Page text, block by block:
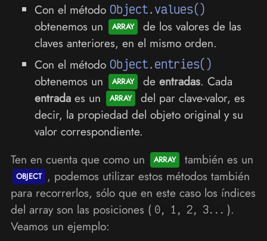
Con el método Object.values()
obtenemos un
de los valores de las
claves anteriores, en el mismo orden.
Con el método Object.entries()
obtenemos un deentradas. Cada
entradaes un
del par clave-valor, es
decir, la propiedad del objeto original y su
valor correspondiente.
Ten en cuenta que como un
también es un
, podemos utilizar estos métodos también
para recorrerlos, sólo que en este caso los índices
del array son las posiciones ( 0, 1, 2, 3... ).
Veamos un ejemplo: